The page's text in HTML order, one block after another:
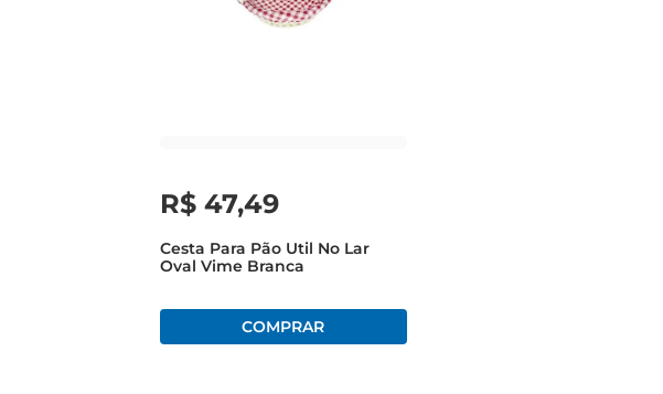
R$ 47,49
Cesta Para Pão Util No Lar
Oval Vime Branca